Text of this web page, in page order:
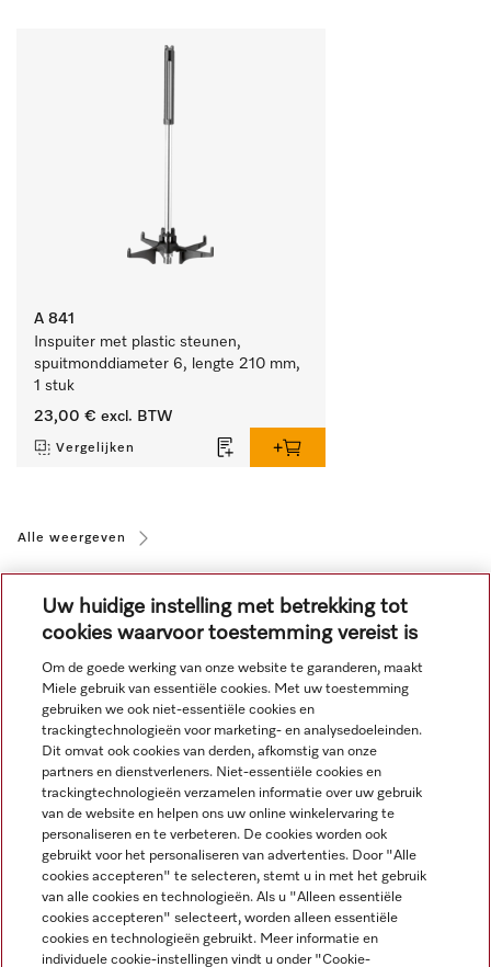
A 841
Inspuiter met plastic steunen,
spuitmonddiameter 6, lengte 210 mm,
1 stuk
23,00 € excl. BTW
Vergelijken
Alle weergeven
Navigatie
Service
Uw huidige instelling met betrekking tot
cookies waarvoor toestemming vereist is
Om de goede werking van onze website te garanderen, maakt
Miele gebruik van essentiële cookies. Met uw toestemming
gebruiken we ook niet-essentiële cookies en
trackingtechnologieën voor marketing- en analysedoeleinden.
Dit omvat ook cookies van derden, afkomstig van onze
partners en dienstverleners. Niet-essentiële cookies en
trackingtechnologieën verzamelen informatie over uw gebruik
van de website en helpen ons uw online winkelervaring te
personaliseren en te verbeteren. De cookies worden ook
gebruikt voor het personaliseren van advertenties. Door "Alle
cookies accepteren" te selecteren, stemt u in met het gebruik
van alle cookies en technologieën. Als u "Alleen essentiële
cookies accepteren" selecteert, worden alleen essentiële
cookies en technologieën gebruikt. Meer informatie en
individuele cookie-instellingen vindt u onder "Cookie-